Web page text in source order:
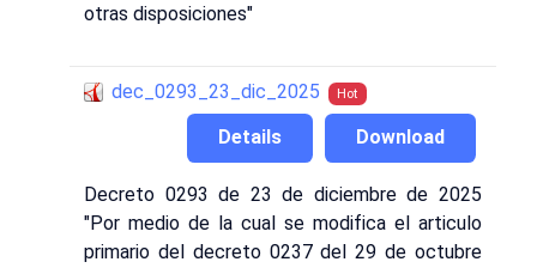
otras disposiciones"
dec_0293_23_dic_2025 Hot
Download
Details
Decreto 0293 de 23 de diciembre de 2025
"Por medio de la cual se modifica el articulo
primario del decreto 0237 del 29 de octubre